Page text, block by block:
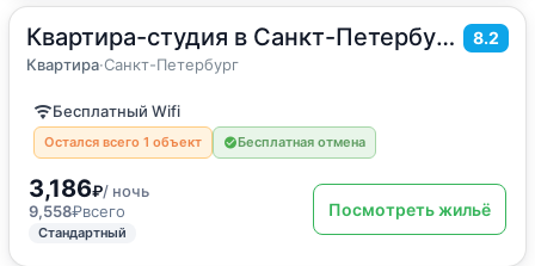
Квартира-студия в Санкт-Петербурге 8.2
Квартира·Санкт-Петербург
14м2·2 гостя
Квартира
Бесплатный Wifi
Остался всего 1 объект Бесплатная отмена
3,186₽/ ночь
9,558₽всего
Стандартный
Посмотреть жильё